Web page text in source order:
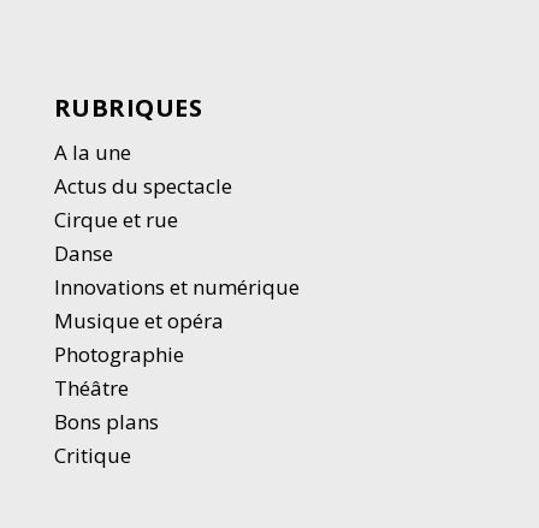
RUBRIQUES
A la une
Actus du spectacle
Cirque et rue
Danse
Innovations et numérique
Musique et opéra
Photographie
Théâtre
Bons plans
Critique